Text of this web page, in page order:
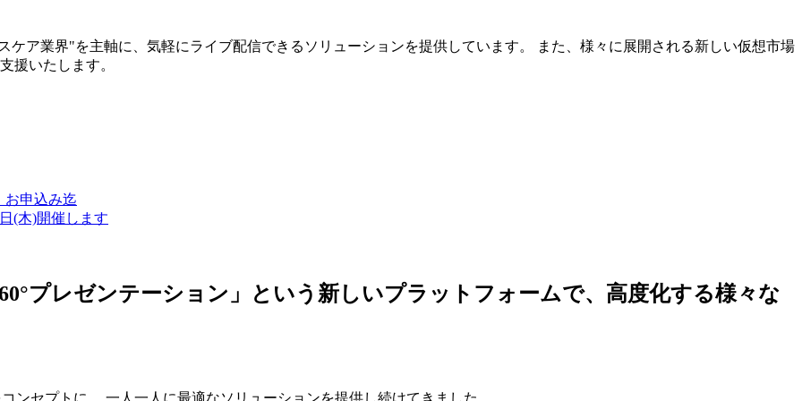
ア業界"を主軸に、気軽にライブ配信できるソリューションを提供しています。 また、様々に展開される新しい仮想市場
援いたします。
お申込み迄
(木)開催します
プレゼンテーション」という新しいプラットフォームで、高度化する様々な